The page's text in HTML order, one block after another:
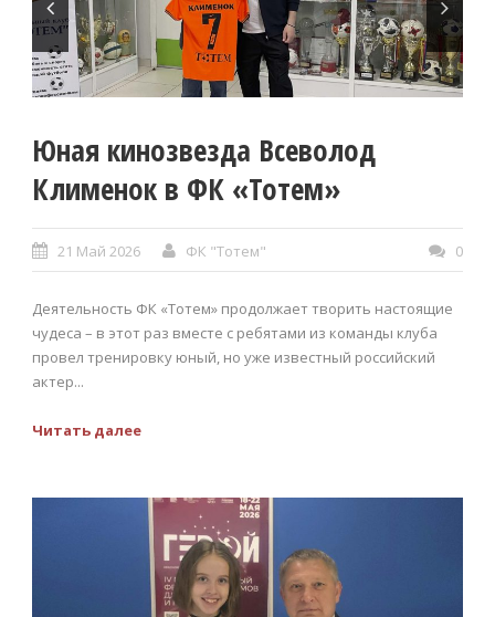
Юная кинозвезда Всеволод
Клименок в ФК «Тотем»
21 Май 2026 ФК "Тотем" 0
Деятельность ФК «Тотем» продолжает творить настоящие
чудеса – в этот раз вместе с ребятами из команды клуба
провел тренировку юный, но уже известный российский
актер...
Читать далее